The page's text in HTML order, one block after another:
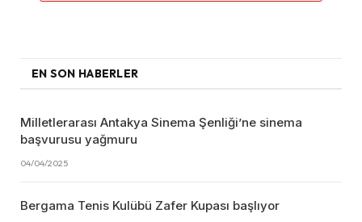
EN SON HABERLER
Milletlerarası Antakya Sinema Şenliği’ne sinema
başvurusu yağmuru
04/04/2025
Bergama Tenis Kulübü Zafer Kupası başlıyor